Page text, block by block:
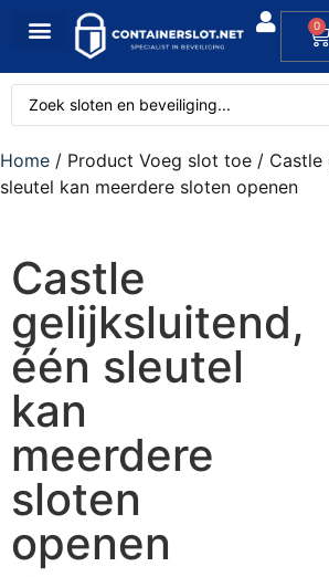
0
Home / Product Voeg slot toe / Castle
sleutel kan meerdere sloten openen
Castle
gelijksluitend,
één sleutel
kan
meerdere
sloten
openen